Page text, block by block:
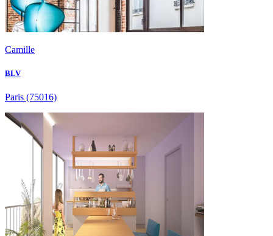
Camille
BLV
Paris (75016)